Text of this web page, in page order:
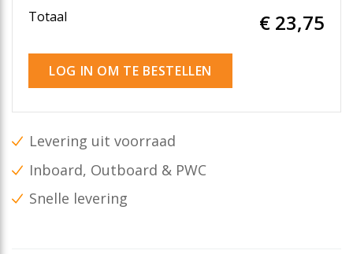
Totaal € 23,75
LOG IN OM TE BESTELLEN
Levering uit voorraad
Inboard, Outboard & PWC
Snelle levering